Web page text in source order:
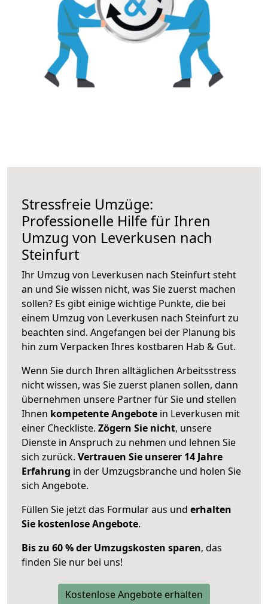
Stressfreie Umzüge:
Professionelle Hilfe für Ihren
Umzug von Leverkusen nach
Steinfurt
Ihr Umzug von Leverkusen nach Steinfurt steht
an und Sie wissen nicht, was Sie zuerst machen
sollen? Es gibt einige wichtige Punkte, die bei
einem Umzug von Leverkusen nach Steinfurt zu
beachten sind. Angefangen bei der Planung bis
hin zum Verpacken Ihres kostbaren Hab & Gut.
Wenn Sie durch Ihren alltäglichen Arbeitsstress
nicht wissen, was Sie zuerst planen sollen, dann
übernehmen unsere Partner für Sie und stellen
Ihnen kompetente Angebote in Leverkusen mit
einer Checkliste. Zögern Sie nicht, unsere
Dienste in Anspruch zu nehmen und lehnen Sie
sich zurück. Vertrauen Sie unserer 14 Jahre
Erfahrung in der Umzugsbranche und holen Sie
sich Angebote.
Füllen Sie jetzt das Formular aus und erhalten
Sie kostenlose Angebote.
Bis zu 60 % der Umzugskosten sparen, das
finden Sie nur bei uns!
Kostenlose Angebote erhalten